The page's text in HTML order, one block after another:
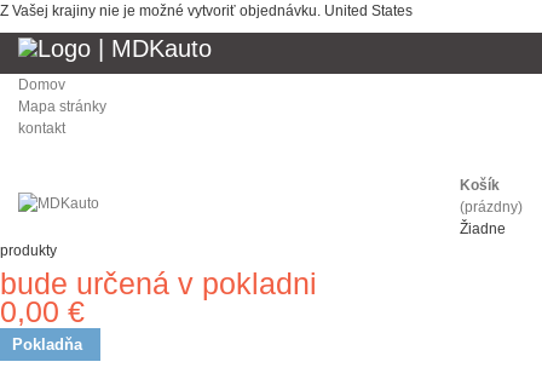
Z Vašej krajiny nie je možné vytvoriť objednávku. United States
Domov
Mapa stránky
kontakt
Košík
(prázdny)
Žiadne
produkty
bude určená v pokladni
0,00 €
Pokladňa